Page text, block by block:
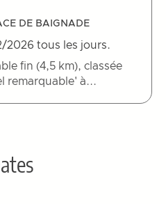
DE BAIGNADE
2026 tous les jours.
fin (4,5 km), classée
remarquable' à...